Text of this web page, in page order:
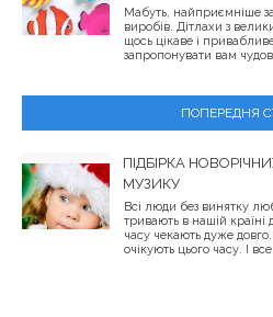
Мабуть, найприємніше
виробів. Дітлахи з
щось цікаве і
запропонувати вам
ПОПЕРЕДНЯ
ПІДБІРКА
МУЗИКУ
Всі люди без винятку
тривають в нашій
часу чекають дуже
очікують цього часу. І